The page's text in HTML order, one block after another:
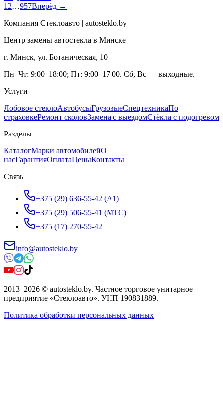
1 2…957Вперёд →
Компания Стеклоавто | autosteklo.by
Центр замены автостекла в Минске
г. Минск, ул. Ботаническая, 10
Пн–Чт: 9:00–18:00; Пт: 9:00–17:00. Сб, Вс — выходные.
Услуги
Лобовое стеклоАвтобусыГрузовыеСпецтехникаПо
страховкеРемонт сколовЗамена с выездомСтёкла с подогревом
Разделы
КаталогМарки автомобилейО
насГарантияОплатаЦеныКонтакты
Связь
+375 (29) 636-55-42 (A1)
+375 (29) 506-55-41 (МТС)
+375 (17) 270-55-42
info@autosteklo.by
2013–2026 © autosteklo.by. Частное торговое унитарное
предприятие «Стеклоавто». УНП 190831889.
Политика обработки персональных данных